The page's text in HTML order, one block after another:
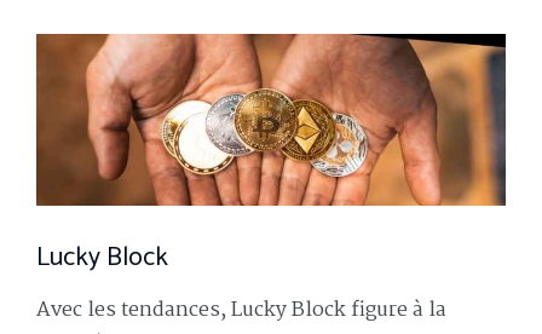
Lucky Block
Avec les tendances, Lucky Block figure à la